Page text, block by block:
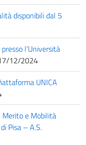
disponibili dal 5
l’Università
12/2024
UNICA
Merito e Mobilità
Pisa – A.S.